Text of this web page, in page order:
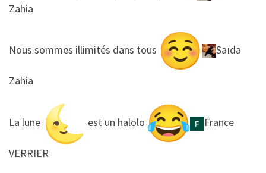
Zahia
​​Nous sommes illimités dans tous Saïda
Zahia
​​La lune est un halolo France
VERRIER